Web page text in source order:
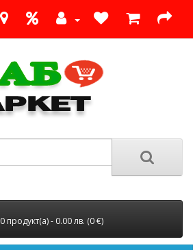
0 продукт(а) - 0.00 лв. (0 €)